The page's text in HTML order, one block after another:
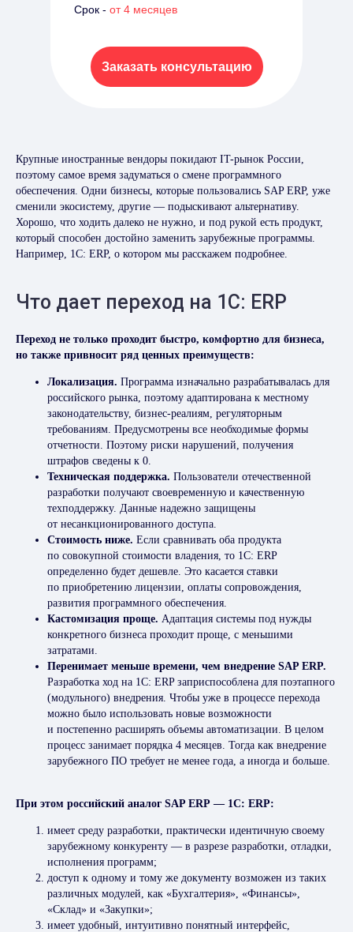
Срок - от 4 месяцев
Заказать консультацию
Крупные иностранные вендоры покидают IT-рынок России,
поэтому самое время задуматься о смене программного
обеспечения. Одни бизнесы, которые пользовались SAP ERP, уже
сменили экосистему, другие — подыскивают альтернативу.
Хорошо, что ходить далеко не нужно, и под рукой есть продукт,
который способен достойно заменить зарубежные программы.
Например, 1C: ERP, о котором мы расскажем подробнее.
Что дает переход на 1C: ERP
Переход не только проходит быстро, комфортно для бизнеса,
но также привносит ряд ценных преимуществ:
Локализация. Программа изначально разрабатывалась для
российского рынка, поэтому адаптирована к местному
законодательству, бизнес-реалиям, регуляторным
требованиям. Предусмотрены все необходимые формы
отчетности. Поэтому риски нарушений, получения
штрафов сведены к 0.
Техническая поддержка. Пользователи отечественной
разработки получают своевременную и качественную
техподдержку. Данные надежно защищены
от несанкционированного доступа.
Стоимость ниже. Если сравнивать оба продукта
по совокупной стоимости владения, то 1С: ERP
определенно будет дешевле. Это касается ставки
по приобретению лицензии, оплаты сопровождения,
развития программного обеспечения.
Кастомизация проще. Адаптация системы под нужды
конкретного бизнеса проходит проще, с меньшими
затратами.
Перенимает меньше времени, чем внедрение SAP ERP.
Разработка ход на 1С: ERP заприспособлена для поэтапного
(модульного) внедрения. Чтобы уже в процессе перехода
можно было использовать новые возможности
и постепенно расширять объемы автоматизации. В целом
процесс занимает порядка 4 месяцев. Тогда как внедрение
зарубежного ПО требует не менее года, а иногда и больше.
При этом российский аналог SAP ERP — 1С: ERP:
имеет среду разработки, практически идентичную своему
зарубежному конкуренту — в разрезе разработки, отладки,
исполнения программ;
доступ к одному и тому же документу возможен из таких
различных модулей, как «Бухгалтерия», «Финансы»,
«Склад» и «Закупки»;
имеет удобный, интуитивно понятный интерфейс,